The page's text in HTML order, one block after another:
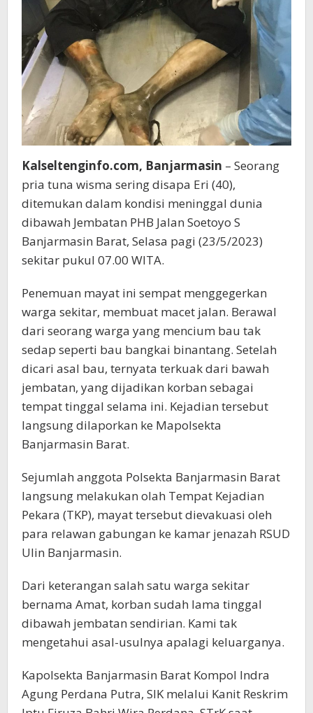
Kalseltenginfo.com, Banjarmasin – Seorang
pria tuna wisma sering disapa Eri (40),
ditemukan dalam kondisi meninggal dunia
dibawah Jembatan PHB Jalan Soetoyo S
Banjarmasin Barat, Selasa pagi (23/5/2023)
sekitar pukul 07.00 WITA.
Penemuan mayat ini sempat menggegerkan
warga sekitar, membuat macet jalan. Berawal
dari seorang warga yang mencium bau tak
sedap seperti bau bangkai binantang. Setelah
dicari asal bau, ternyata terkuak dari bawah
jembatan, yang dijadikan korban sebagai
tempat tinggal selama ini. Kejadian tersebut
langsung dilaporkan ke Mapolsekta
Banjarmasin Barat.
Sejumlah anggota Polsekta Banjarmasin Barat
langsung melakukan olah Tempat Kejadian
Pekara (TKP), mayat tersebut dievakuasi oleh
para relawan gabungan ke kamar jenazah RSUD
Ulin Banjarmasin.
Dari keterangan salah satu warga sekitar
bernama Amat, korban sudah lama tinggal
dibawah jembatan sendirian. Kami tak
mengetahui asal-usulnya apalagi keluarganya.
Kapolsekta Banjarmasin Barat Kompol Indra
Agung Perdana Putra, SIK melalui Kanit Reskrim